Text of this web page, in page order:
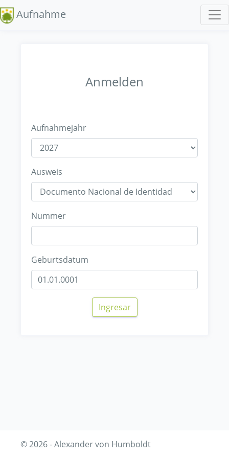
Aufnahme
Anmelden
Aufnahmejahr
Ausweis
Nummer
Geburtsdatum
Ingresar
© 2026 - Alexander von Humboldt